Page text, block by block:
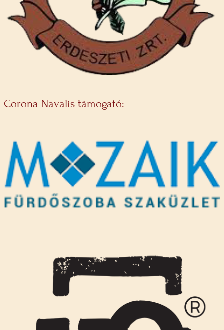
Corona Navalis támogató: